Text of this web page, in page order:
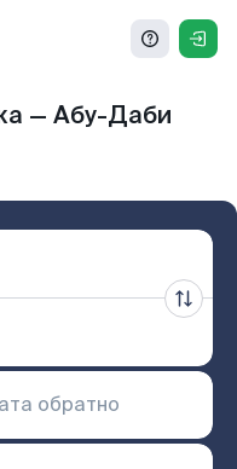
— Абу-Даби